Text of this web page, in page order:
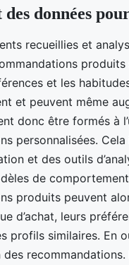
données
recueillies et
et les
et peuvent même
donc être formés à
personnalisées.
et des outils
de
produits peuvent
d’achat, leurs
profils similaires. En